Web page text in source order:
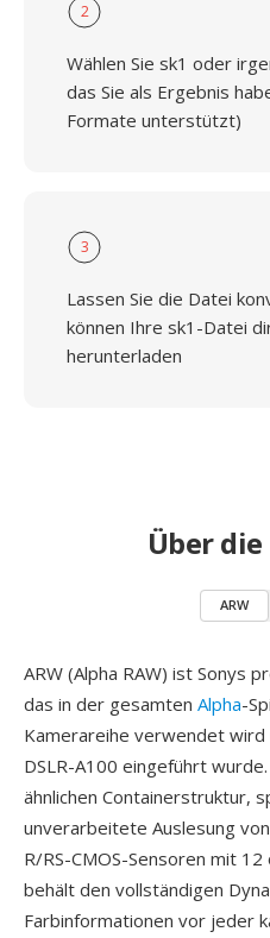
2
Wählen Sie sk1 oder
das Sie als Ergebnis
Formate unterstützt)
3
Lassen Sie die Datei
können Ihre sk1-Datei
herunterladen
Über
ARW
ARW (Alpha RAW) ist Sonys
das in der gesamten Alpha-
Kamerareihe verwendet
DSLR-A100 eingeführt
ähnlichen Containerstruktur,
unverarbeitete Auslesung
R/RS-CMOS-Sensoren mit
behält den vollständigen
Farbinformationen vor jeder